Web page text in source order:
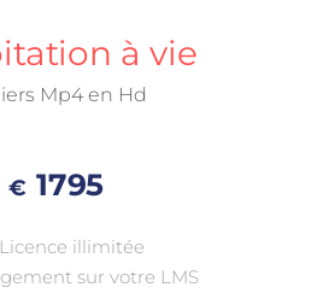
à vie
Mp4 en Hd
€ 1795
Licence illimitée
sur votre LMS